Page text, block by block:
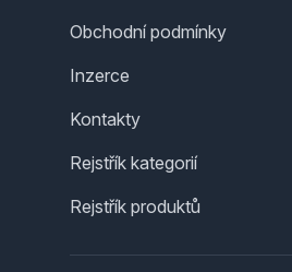
Obchodní podmínky
Inzerce
Kontakty
Rejstřík kategorií
Rejstřík produktů